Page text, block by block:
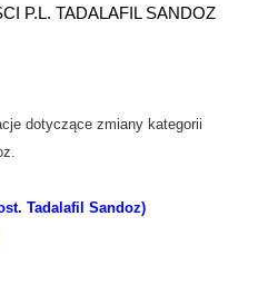
P.L. TADALAFIL SANDOZ
dotyczące zmiany kategorii
Tadalafil Sandoz)